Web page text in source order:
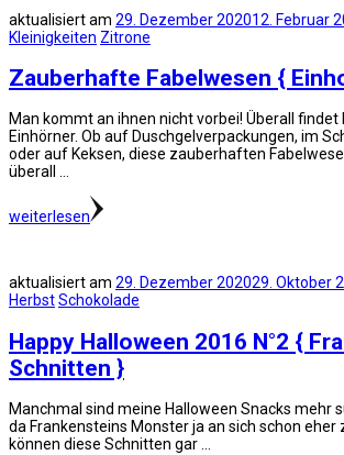
aktualisiert am 29. Dezember 202012. Februar
Kleinigkeiten Zitrone
Zauberhafte Fabelwesen {
Man kommt an ihnen nicht vorbei! Überall
Einhörner. Ob auf Duschgelverpackungen, im
oder auf Keksen, diese zauberhaften
überall …
weiterlesen
aktualisiert am 29. Dezember 202029. Oktober
HerbstSchokolade
Happy Halloween 2016 N°2 {
Schnitten }
Manchmal sind meine Halloween Snacks mehr
da Frankensteins Monster ja an sich schon eher
können diese Schnitten gar …